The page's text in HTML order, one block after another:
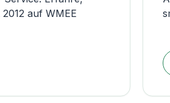
auf WMEE